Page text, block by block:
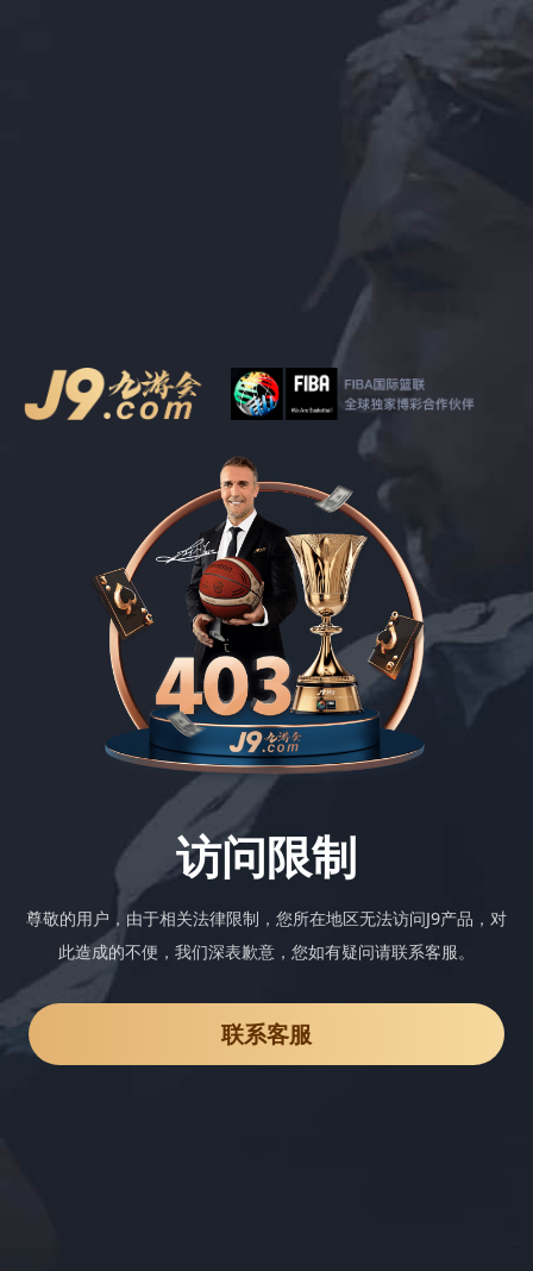
访问限制
尊敬的用户，由于相关法律限制，您所在地区无法访问J9产品，对
此造成的不便，我们深表歉意，您如有疑问请联系客服。
联系客服